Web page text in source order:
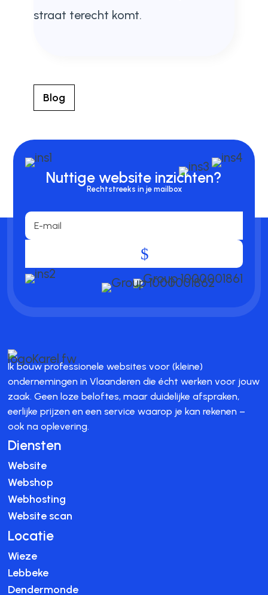
straat terecht komt.
Blog
Nuttige website inzichten?
Rechtstreeks in je mailbox
Ik bouw professionele websites voor (kleine)
ondernemingen in Vlaanderen die écht werken voor jouw
zaak. Geen loze beloftes, maar duidelijke afspraken,
eerlijke prijzen en een service waarop je kan rekenen –
ook na oplevering.
Diensten
Website
Webshop
Webhosting
Website scan
Locatie
Wieze
Lebbeke
Dendermonde